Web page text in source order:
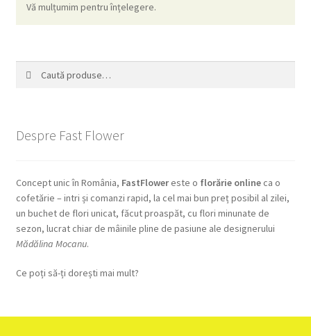
Vă mulțumim pentru înțelegere.
Despre Fast Flower
Concept unic în România, FastFlowereste o florărie onlineca o
cofetărie – intri și comanzi rapid, la cel mai bun preț posibil al zilei,
un buchet de flori unicat, făcut proaspăt, cu flori minunate de
sezon, lucrat chiar de mâinile pline de pasiune ale designerului
Mădălina Mocanu.
Ce poți să-ți dorești mai mult?